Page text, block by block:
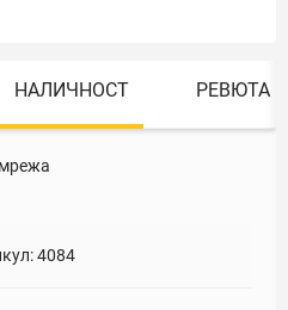
НАЛИЧНОСТ РЕВЮТА
4084